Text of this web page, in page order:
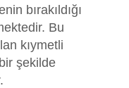
bırakıldığı
Bu
kıymetli
şekilde